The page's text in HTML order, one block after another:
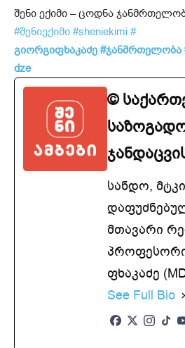
შენი ექიმი – ცოდნა
#შენიექიმი #sheniekimi #
გიორგიფხაკაძე #ჯანმრთელობა
dze
©
სანდო,
მთავარი
ფხაკაძე
See Full Bio